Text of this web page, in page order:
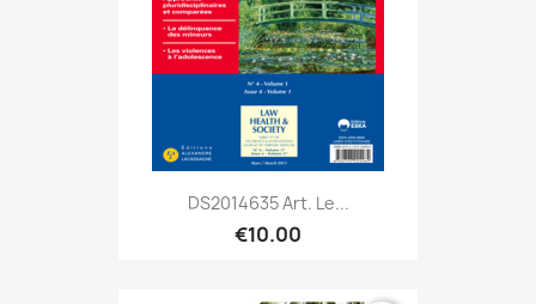
DS2014635 Art. Le...
€10.00